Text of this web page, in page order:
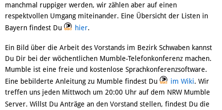
manchmal ruppiger werden, wir zählen aber auf einen
respektvollen Umgang miteinander. Eine Übersicht der Listen in
Bayern findest Du
hier.
Ein Bild über die Arbeit des Vorstands im Bezirk Schwaben kannst
Du Dir bei der wöchentlichen Mumble-Telefonkonferenz machen.
Mumble ist eine freie und kostenlose Sprachkonferenzsoftware.
Eine bebilderte Anleitung zu Mumble findest Du
im Wiki. Wir
treffen uns jeden Mittwoch um 20:00 Uhr auf dem NRW Mumble
Server. Willst Du Anträge an den Vorstand stellen, findest Du die